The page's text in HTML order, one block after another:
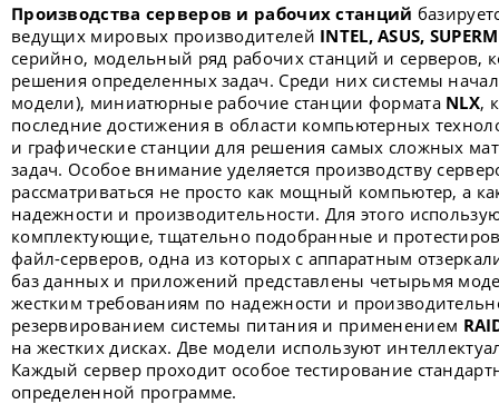
Производства серверов и рабочих станций
ведущих мировых производителей INTEL, ASUS,
серийно, модельный ряд рабочих станций и серверов,
решения определенных задач. Среди них системы
модели), миниатюрные рабочие станции формата NLX,
последние достижения в области компьютерных
и графические станции для решения самых сложных
задач. Особое внимание уделяется производству
рассматриваться не просто как мощный компьютер, а
надежности и производительности. Для этого
комплектующие, тщательно подобранные и
файл-серверов, одна из которых с аппаратным
баз данных и приложений представлены четырьмя
жестким требованиям по надежности и
резервированием системы питания и применением
на жестких дисках. Две модели используют
Каждый сервер проходит особое тестирование
определенной программе.